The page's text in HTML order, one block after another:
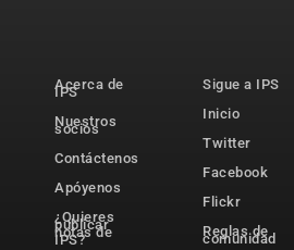
Acerca de
IPS
Nuestros
socios
Contáctenos
Apóyenos
¿Quieres
publicar
notas de
IPS?
Sigue a IPS
Inicio
Twitter
Facebook
Flickr
Reglas de
comunidad